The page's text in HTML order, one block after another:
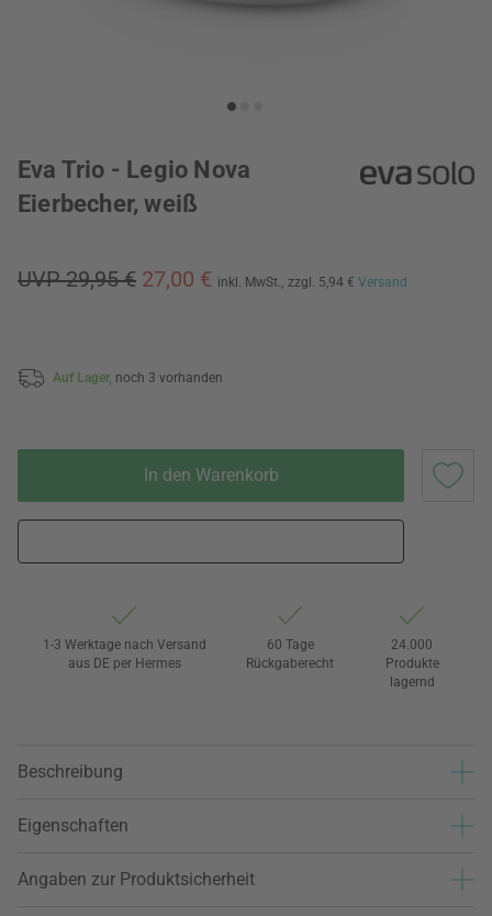
Eva Trio - Legio Nova
Eierbecher, weiß
UVP 29,95 € 27,00 € inkl. MwSt., zzgl. 5,94 € Versand
Auf Lager, noch 3 vorhanden
In den Warenkorb
1-3 Werktage nach Versand
aus DE per Hermes
60 Tage
Rückgaberecht
24.000
Produkte
lagernd
Beschreibung
Eigenschaften
Angaben zur Produktsicherheit